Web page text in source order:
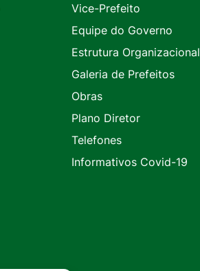
Vice-Prefeito
Equipe do Governo
Estrutura Organizacional
Galeria de Prefeitos
Obras
Plano Diretor
Telefones
Informativos Covid-19